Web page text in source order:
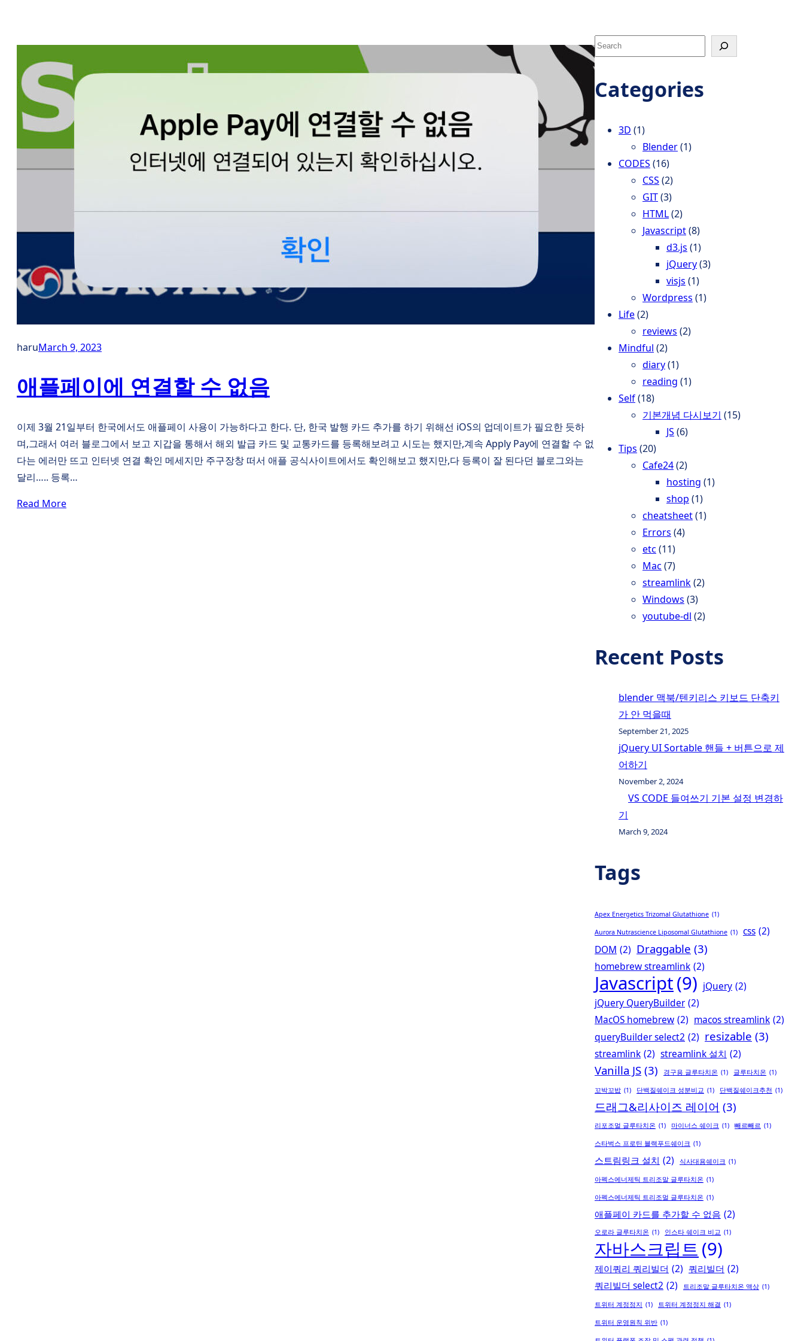
haruMarch 9, 2023
애플페이에 연결할 수 없음
이제 3월 21일부터 한국에서도 애플페이 사용이 가능하다고 한다. 단, 한국 발행 카드 추가를 하기 위해선 iOS의 업데이트가 필요한 듯하
며,그래서 여러 블로그에서 보고 지갑을 통해서 해외 발급 카드 및 교통카드를 등록해보려고 시도는 했지만,계속 Apply Pay에 연결할 수 없
다는 에러만 뜨고 인터넷 연결 확인 메세지만 주구장창 떠서 애플 공식사이트에서도 확인해보고 했지만,다 등록이 잘 된다던 블로그와는
달리….. 등록…
Read More
S
e
rCategories
3D (1)
Blender(1)
CODES (16)
CSS (2)
GIT(3)
HTML(2)
Javascript(8)
d3.js (1)
jQuery(3)
visjs (1)
Wordpress (1)
Life(2)
reviews (2)
Mindful (2)
diary(1)
reading (1)
Self(18)
기본개념 다시보기 (15)
JS (6)
Tips (20)
Cafe24(2)
hosting (1)
shop (1)
cheatsheet(1)
Errors (4)
etc (11)
Mac (7)
streamlink(2)
Windows (3)
youtube-dl (2)
Recent Posts
blender 맥북/텐키리스 키보드 단축키
가 안 먹을때
September 21, 2025
jQuery UI Sortable 핸들 + 버튼으로 제
어하기
November 2, 2024
VS CODE 들여쓰기 기본 설정 변경하
기
March 9, 2024
Tags
Apex Energetics Trizomal Glutathione (1)
Aurora Nutrascience Liposomal Glutathione (1) css (2)
DOM (2) Draggable (3)
homebrew streamlink (2)
Javascript(9) jQuery (2)
jQuery QueryBuilder (2)
MacOS homebrew (2) macos streamlink (2)
queryBuilder select2 (2) resizable (3)
streamlink (2) streamlink 설치 (2)
Vanilla JS (3) 경구용 글루타치온 (1) 글루타치온 (1)
꼬박꼬밥 (1) 단백질쉐이크 성분비교 (1) 단백질쉐이크추천 (1)
드래그&리사이즈 레이어 (3)
리포조멀 글루타치온 (1) 마이너스 쉐이크 (1) 빼르빼르 (1)
스타벅스 프로틴 블랙푸드쉐이크 (1)
스트림링크 설치 (2) 식사대용쉐이크 (1)
아펙스에너제틱 트리조말 글루타치온 (1)
아펙스에너제틱 트리조멀 글루타치온 (1)
애플페이 카드를 추가할 수 없음 (2)
오로라 글루타치온 (1) 인스타 쉐이크 비교 (1)
자바스크립트 (9)
제이쿼리 쿼리빌더 (2) 쿼리빌더 (2)
쿼리빌더 select2 (2) 트리조말 글루타치온 액상 (1)
트위터 계정정지 (1) 트위터 계정정지 해결 (1)
트위터 운영원칙 위반 (1)